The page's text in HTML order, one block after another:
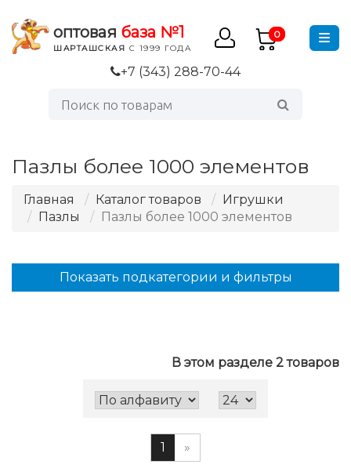
оптовая база №1
ШАРТАШСКАЯ С 1999 ГОДА
0
+7 (343) 288-70-44
Пазлы более 1000 элементов
Главная Каталог товаров
Игрушки
Пазлы
Пазлы более 1000 элементов
В этом разделе 2 товаров
1 »
Показать подкатегории и фильтры